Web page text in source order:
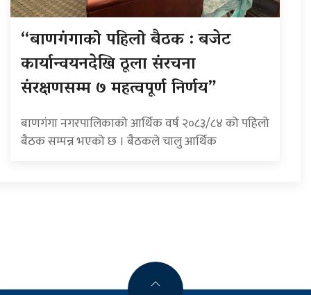
“बाणगंगाको पहिलो बैठक : बजेट
कार्यान्वयनदेखि ठूला संरचना
संरक्षणसम्म ७ महत्वपूर्ण निर्णय”
बाणगंगा नगरपालिकाको आर्थिक वर्ष २०८३/८४ को पहिलो
बैठक सम्पन्न भएको छ । बैठकले चालु आर्थिक